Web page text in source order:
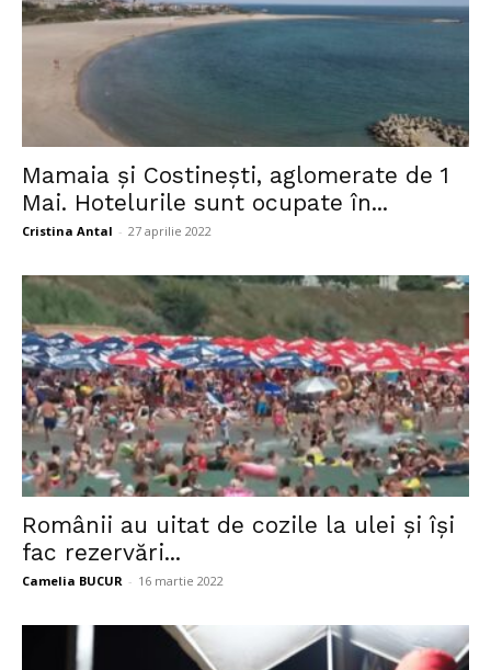
Mamaia şi Costineşti, aglomerate de 1
Mai. Hotelurile sunt ocupate în...
Cristina Antal - 27 aprilie 2022
Românii au uitat de cozile la ulei şi îşi
fac rezervări...
Camelia BUCUR - 16 martie 2022